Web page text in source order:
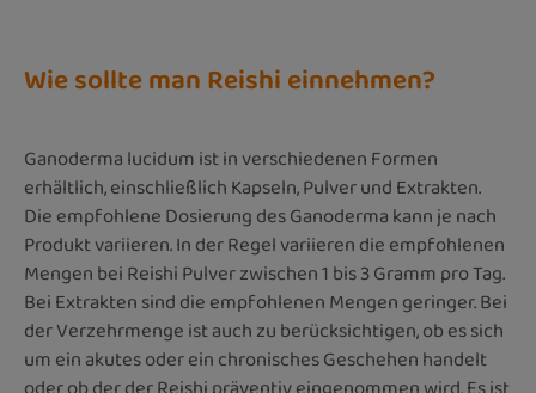
Wie sollte man Reishi einnehmen?
Ganoderma lucidum ist in verschiedenen Formen
erhältlich, einschließlich Kapseln, Pulver und Extrakten.
Die empfohlene Dosierung des Ganoderma kann je nach
Produkt variieren. In der Regel variieren die empfohlenen
Mengen bei Reishi Pulver zwischen 1 bis 3 Gramm pro Tag.
Bei Extrakten sind die empfohlenen Mengen geringer. Bei
der Verzehrmenge ist auch zu berücksichtigen, ob es sich
um ein akutes oder ein chronisches Geschehen handelt